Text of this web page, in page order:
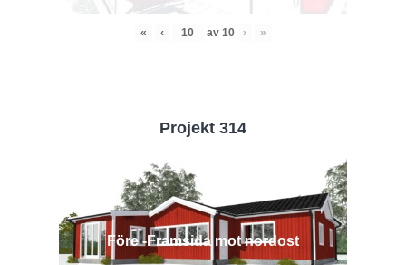
« ‹ av 10 › »
Projekt 314
Före -Framsida mot nordost